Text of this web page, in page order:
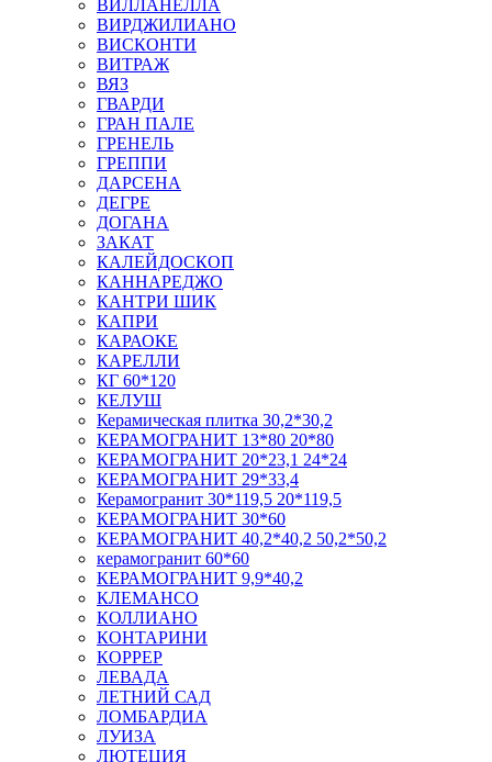
ВИЛЛАНЕЛЛА
ВИРДЖИЛИАНО
ВИСКОНТИ
ВИТРАЖ
ВЯЗ
ГВАРДИ
ГРАН ПАЛЕ
ГРЕНЕЛЬ
ГРЕППИ
ДАРСЕНА
ДЕГРЕ
ДОГАНА
ЗАКАТ
КАЛЕЙДОСКОП
КАННАРЕДЖО
КАНТРИ ШИК
КАПРИ
КАРАОКЕ
КАРЕЛЛИ
КГ 60*120
КЕЛУШ
Керамическая плитка 30,2*30,2
КЕРАМОГРАНИТ 13*80 20*80
КЕРАМОГРАНИТ 20*23,1 24*24
КЕРАМОГРАНИТ 29*33,4
Керамогранит 30*119,5 20*119,5
КЕРАМОГРАНИТ 30*60
КЕРАМОГРАНИТ 40,2*40,2 50,2*50,2
керамогранит 60*60
КЕРАМОГРАНИТ 9,9*40,2
КЛЕМАНСО
КОЛЛИАНО
КОНТАРИНИ
КОРРЕР
ЛЕВАДА
ЛЕТНИЙ САД
ЛОМБАРДИА
ЛУИЗА
ЛЮТЕЦИЯ